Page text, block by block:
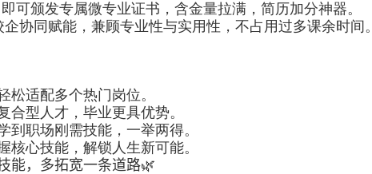
可颁发专属微专业证书，含金量拉满，简历加分神器。
协同赋能，兼顾专业性与实用性，不占用过多课余时间。
适配多个热门岗位。
型人才，毕业更具优势。
职场刚需技能，一举两得。
心技能，解锁人生新可能。
能，多拓宽一条道路🌿